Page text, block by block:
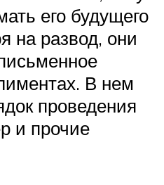
его будущего
на развод, они
В нем
проведения
и прочие